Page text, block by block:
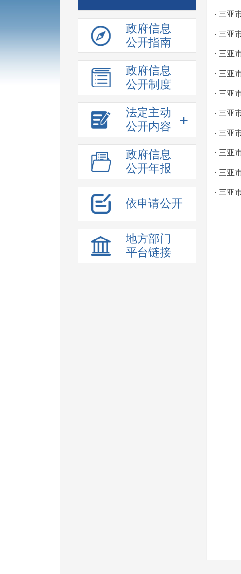
政府信息
公开指南
政府信息
公开制度
法定主动
公开内容
+
政府信息
公开年报
依申请公开
地方部门
平台链接
· 三亚
· 三亚
· 三亚
· 三亚
· 三亚
· 三亚
· 三亚
· 三亚
· 三亚
· 三亚